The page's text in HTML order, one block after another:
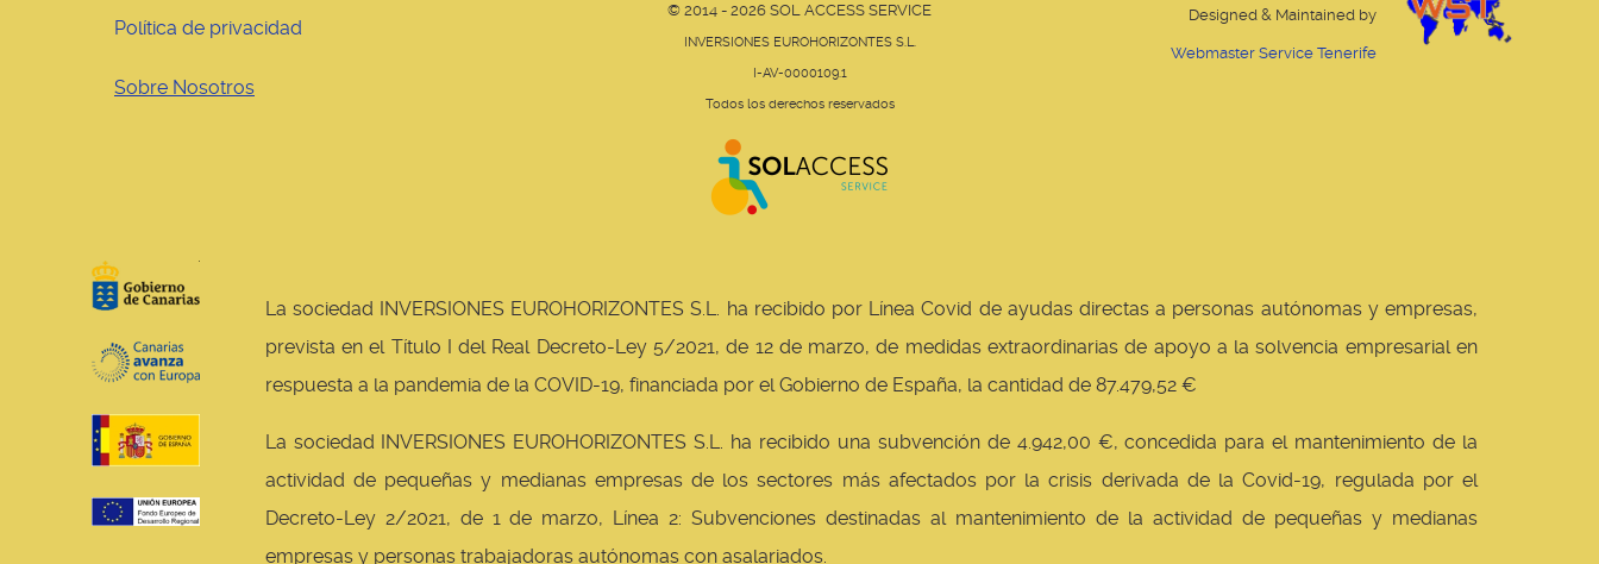
Política de privacidad
Sobre Nosotros
© 2014 - 2026 SOL ACCESS SERVICE
INVERSIONES EUROHORIZONTES S.L.
I-AV-0000109.1
Todos los derechos reservados
Designed & Maintained by
Webmaster Service Tenerife
La sociedad INVERSIONES EUROHORIZONTES S.L. ha recibido por Línea Covid de ayudas directas a personas autónomas y empresas,
prevista en el Título I del Real Decreto-Ley 5/2021, de 12 de marzo, de medidas extraordinarias de apoyo a la solvencia empresarial en
respuesta a la pandemia de la COVID-19, financiada por el Gobierno de España, la cantidad de 87.479,52 €
La sociedad INVERSIONES EUROHORIZONTES S.L. ha recibido una subvención de 4.942,00 €, concedida para el mantenimiento de la
actividad de pequeñas y medianas empresas de los sectores más afectados por la crisis derivada de la Covid-19, regulada por el
Decreto-Ley 2/2021, de 1 de marzo, Línea 2: Subvenciones destinadas al mantenimiento de la actividad de pequeñas y medianas
empresas y personas trabajadoras autónomas con asalariados.